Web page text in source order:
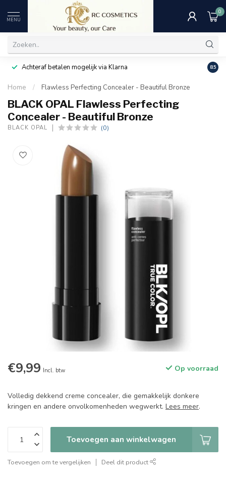
MENU
0
Achteraf betalen mogelijk via Klarna 8.5
Home / Flawless Perfecting Concealer - Beautiful Bronze
BLACK OPAL Flawless Perfecting
Concealer - Beautiful Bronze
BLACK OPAL (0)
€9,99 Incl. btw Op voorraad
Volledig dekkend creme concealer, die gemakkelijk donkere
kringen en andere onvolkomenheden wegwerkt. Lees meer.
Toevoegen aan winkelwagen
Toevoegen om te vergelijken Deel dit product